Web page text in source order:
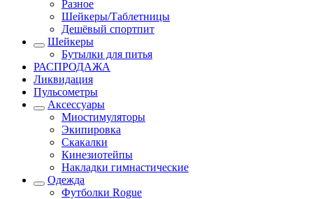
Разное
Шейкеры/Таблетницы
Дешёвый спортпит
Шейкеры
Бутылки для питья
РАСПРОДАЖА
Ликвидация
Пульсометры
Аксессуары
Миостимуляторы
Экипировка
Скакалки
Кинезиотейпы
Накладки гимнастические
Одежда
Футболки Rogue